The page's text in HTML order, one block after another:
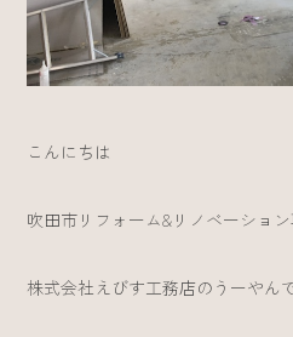
こんにちは
吹田市リフォーム&リノベーショ
株式会社えびす工務店のうーやん